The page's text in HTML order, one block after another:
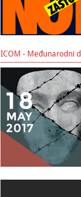
ICOM - Međunarodni